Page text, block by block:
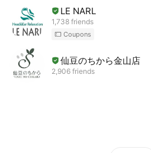
LE NARL
1,738 friends
Coupons
仙豆のちから金山店
2,906 friends